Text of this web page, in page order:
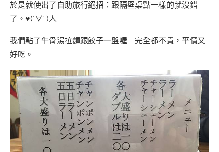
於是就使出了自助旅行絕招：跟隔壁桌點一樣的就沒錯
了。♥(´∀` )人
我們點了牛骨湯拉麵跟餃子一盤喔！完全都不貴，平價又
好吃。